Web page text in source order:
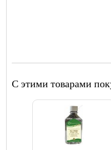
С этими товарами